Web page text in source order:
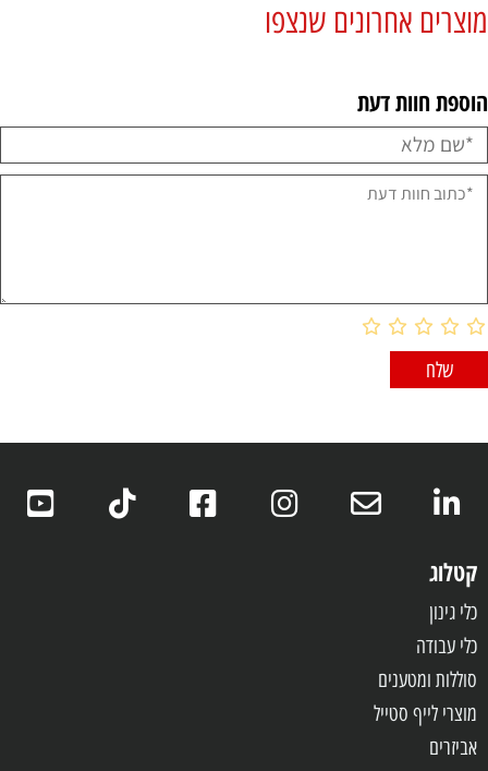
מוצרים אחרונים שנצפו
הוספת חוות דעת
קטלוג
כלי גינון
כלי עבודה
סוללות ומטענים
מוצרי לייף סטייל
אביזרים